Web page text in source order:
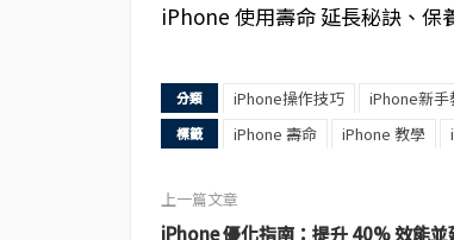
iPhone 使用壽命 延長秘訣、保
分類 iPhone操作技巧 iPhone新手
標籤 iPhone 壽命 iPhone 教學
上一篇文章
iPhone 優化指南：提升 40% 效能並